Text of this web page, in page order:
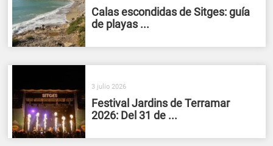
Calas escondidas de Sitges: guía
de playas ...
3 julio 2026
Festival Jardins de Terramar
2026: Del 31 de ...